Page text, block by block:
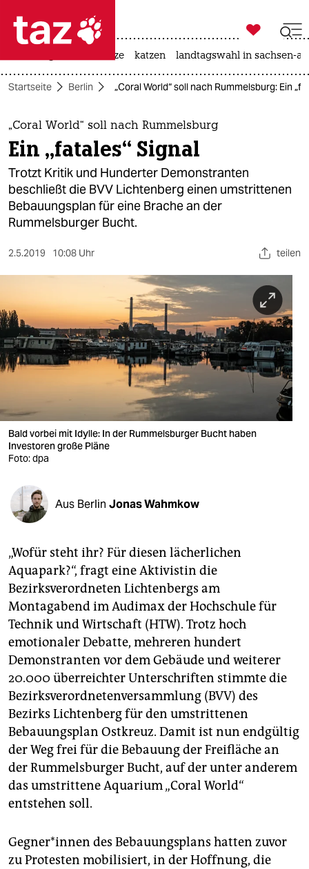
 taz zahl ich
taz zahl ich
themen
politik
öko
gesellschaft
kultur
sport
berlin
nord
wahrheit
verlag
verlag
veranstaltungen
shop
fragen & hilfe
abo
genossenschaft
epaper login

taz zahl ich
hitze katzen landtagswahl in sachsen-
Startseite Berlin „Coral World“ soll nach Rummelsburg: Ein
„Coral World“ soll nach Rummelsburg
Ein „fatales“ Signal
Trotzt Kritik und Hunderter Demonstranten
beschließt die BVV Lichtenberg einen umstrittenen
Bebauungsplan für eine Brache an der
Rummelsburger Bucht.
2.5.2019 10:08 Uhr teilen
Bald vorbei mit Idylle: In der Rummelsburger Bucht haben
Investoren große Pläne
Foto: dpa
Aus Berlin Jonas Wahmkow
„Wofür steht ihr? Für diesen lächerlichen
Aquapark?“, fragt eine Aktivistin die
Bezirksverordneten Lichtenbergs am
Montagabend im Audimax der Hochschule für
Technik und Wirtschaft (HTW). Trotz hoch
emotionaler Debatte, mehreren hundert
Demonstranten vor dem Gebäude und weiterer
20.000 überreichter Unterschriften stimmte die
Bezirksverordnetenversammlung (BVV) des
Bezirks Lichtenberg für den umstrittenen
Bebauungsplan Ostkreuz. Damit ist nun endgültig
der Weg frei für die Bebauung der Freifläche an
der Rummelsburger Bucht, auf der unter anderem
das umstrittene Aquarium „Coral World“
entstehen soll.
Gegner*innen des Bebauungsplans hatten zuvor
zu Protesten mobilisiert, in der Hoffnung, die